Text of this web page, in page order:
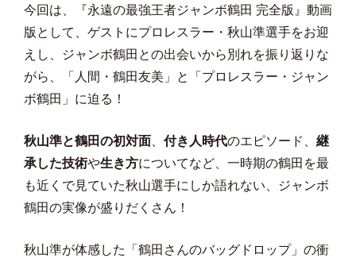
今回は、『永遠の最強王者ジャンボ鶴田 完全版』動画
版として、ゲストにプロレスラー・秋山準選手をお迎
えし、ジャンボ鶴田との出会いから別れを振り返りな
がら、「人間・鶴田友美」と「プロレスラー・ジャン
ボ鶴田」に迫る！
秋山準と鶴田の初対面 付き人時代のエピソード、 継
承した技術や生き方についてなど、一時期の鶴田を最
も近くで見ていた秋山選手にしか語れない、ジャンボ
鶴田の実像が盛りだくさん！
秋山準が体感した「鶴田さんのバッグドロップ」の衝